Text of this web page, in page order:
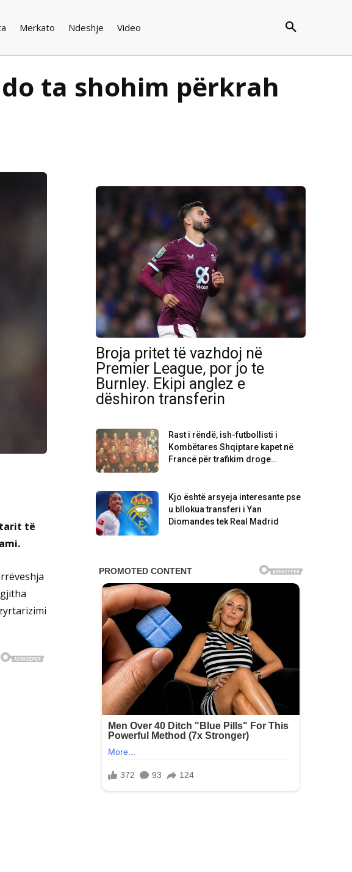
Merkato Ndeshje Video
ta shohim përkrah
të
Broja pritet të vazhdoj në
Premier League, por jo te
Burnley. Ekipi anglez e
dëshiron transferin
Rast i rëndë, ish-futbollisti i
Kombëtares Shqiptare kapet në
Francë për trafikim droge…
Kjo është arsyeja interesante pse
u bllokua transferi i Yan
Diomandes tek Real Madrid